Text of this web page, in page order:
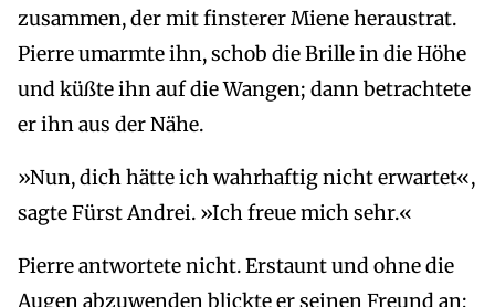
zusammen, der mit finsterer Miene heraustrat.
Pierre umarmte ihn, schob die Brille in die Höhe
und küßte ihn auf die Wangen; dann betrachtete
er ihn aus der Nähe.
»Nun, dich hätte ich wahrhaftig nicht erwartet«,
sagte Fürst Andrei. »Ich freue mich sehr.«
Pierre antwortete nicht. Erstaunt und ohne die
Augen abzuwenden blickte er seinen Freund an;